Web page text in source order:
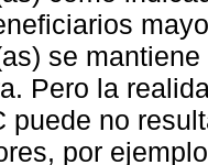
se mantiene
Pero la
puede no
por